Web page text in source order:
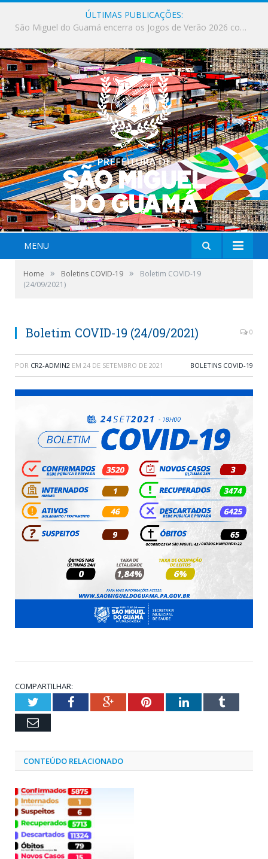
ÚLTIMAS PUBLICAÇÕES:
Milhares de fiéis tomam as ruas de São Miguel do Guamá em uma grande celebração de fé na Marcha para Jesus 2026.
MENU
Home » Boletins COVID-19 »
Boletim COVID-19
(24/09/2021)
Boletim COVID-19 (24/09/2021) 0
POR CR2-ADMIN2 EM 24 DE SETEMBRO DE 2021 BOLETINS COVID-19
COMPARTILHAR:
TwitterFacebookGoogle+PinterestLinkedInTumblr
Email
CONTEÚDO RELACIONADO